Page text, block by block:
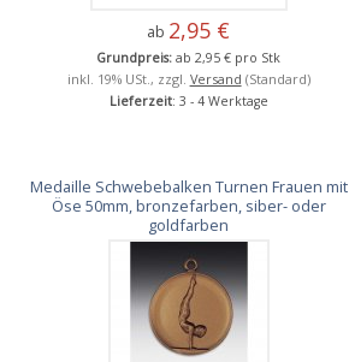
ab 2,95 €
Grundpreis: ab 2,95 € pro Stk
inkl. 19% USt., zzgl. Versand (Standard)
Lieferzeit: 3 - 4 Werktage
Medaille Schwebebalken Turnen Frauen mit
Öse 50mm, bronzefarben, siber- oder
goldfarben